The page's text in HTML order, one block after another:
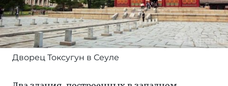
Дворец Токсугун в Сеуле